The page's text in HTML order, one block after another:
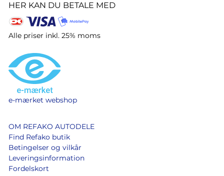
HER KAN DU BETALE MED
Alle priser inkl. 25% moms
e-mærket webshop
OM REFAKO AUTODELE
Find Refako butik
Betingelser og vilkår
Leveringsinformation
Fordelskort